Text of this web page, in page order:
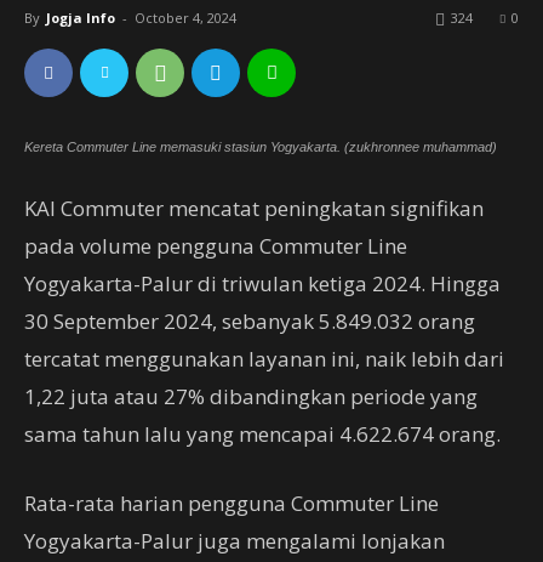
By Jogja Info - October 4, 2024 0
324
Kereta Commuter Line memasuki stasiun Yogyakarta. (zukhronnee muhammad)
KAI Commuter mencatat peningkatan signifikan
pada volume pengguna Commuter Line
Yogyakarta-Palur di triwulan ketiga 2024. Hingga
30 September 2024, sebanyak 5.849.032 orang
tercatat menggunakan layanan ini, naik lebih dari
1,22 juta atau 27% dibandingkan periode yang
sama tahun lalu yang mencapai 4.622.674 orang.
Rata-rata harian pengguna Commuter Line
Yogyakarta-Palur juga mengalami lonjakan